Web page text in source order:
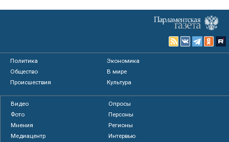
Политика
Экономика
Общество
В мире
Происшествия
Культура
Видео
Опросы
Фото
Персоны
Мнения
Регионы
Медиацентр
Интервью